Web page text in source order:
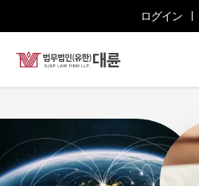
ログイン